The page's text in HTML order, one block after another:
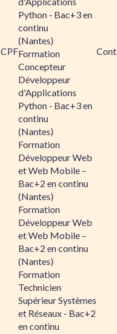
CPF
Python - Bac+3 en
continu
(Nantes)
Formation
Concepteur
Développeur
d'Applications
Python - Bac+3 en
continu
(Nantes)
Formation
Développeur Web
et Web Mobile –
Bac+2 en continu
(Nantes)
Formation
Développeur Web
et Web Mobile –
Bac+2 en continu
(Nantes)
Formation
Technicien
Supérieur Systèmes
et Réseaux - Bac+2
en continu